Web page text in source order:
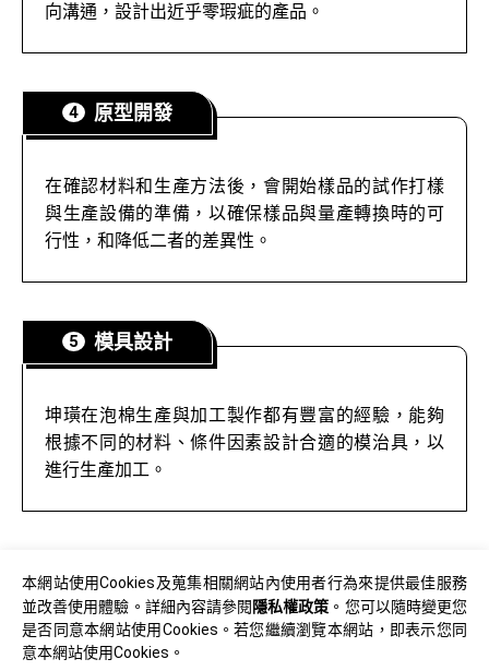
向溝通，設計出近乎零瑕疵的產品。
原型開發
在確認材料和生產方法後，會開始樣品的試作打樣
與生產設備的準備，以確保樣品與量產轉換時的可
行性，和降低二者的差異性。
模具設計
坤璜在泡棉生產與加工製作都有豐富的經驗，能夠
根據不同的材料、條件因素設計合適的模治具，以
進行生產加工。
© 2026 坤璜企業股份有限公司. All Rights Reserved.
使用條款
36642 苗栗縣銅鑼鄉民權路9號
+886(0)37986006~8
info@kun-huang.com
本網站使用Cookies及蒐集相關網站內使用者行為來提供最佳服務
並改善使用體驗。詳細內容請參閱 隱私權政策 。您可以隨時變更您
是否同意本網站使用Cookies。若您繼續瀏覽本網站，即表示您同
意本網站使用Cookies。